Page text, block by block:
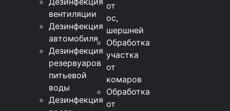
вентиляции
Дезинфекция
автомобиля
Дезинфекция
резервуаров
питьевой
воды
Дезинфекция
от
ос,
шершней
Обработка
участка
от
комаров
Обработка
от